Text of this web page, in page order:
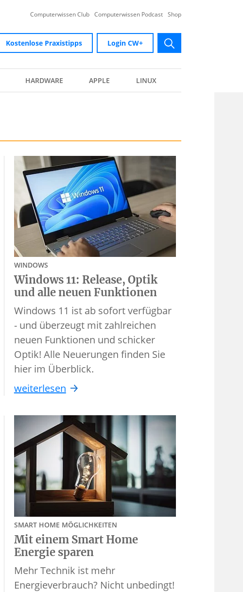
Computerwissen Club Computerwissen Podcast Shop
Kostenlose Praxistipps
Login CW+
submit
HARDWARE APPLE LINUX
WINDOWS
Windows 11: Release, Optik
und alle neuen Funktionen
Windows 11 ist ab sofort verfügbar
- und überzeugt mit zahlreichen
neuen Funktionen und schicker
Optik! Alle Neuerungen finden Sie
hier im Überblick.
weiterlesen
SMART HOME MÖGLICHKEITEN
Mit einem Smart Home
Energie sparen
Mehr Technik ist mehr
Energieverbrauch? Nicht unbedingt!